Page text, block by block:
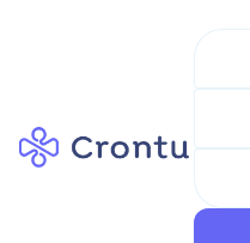
Resultados